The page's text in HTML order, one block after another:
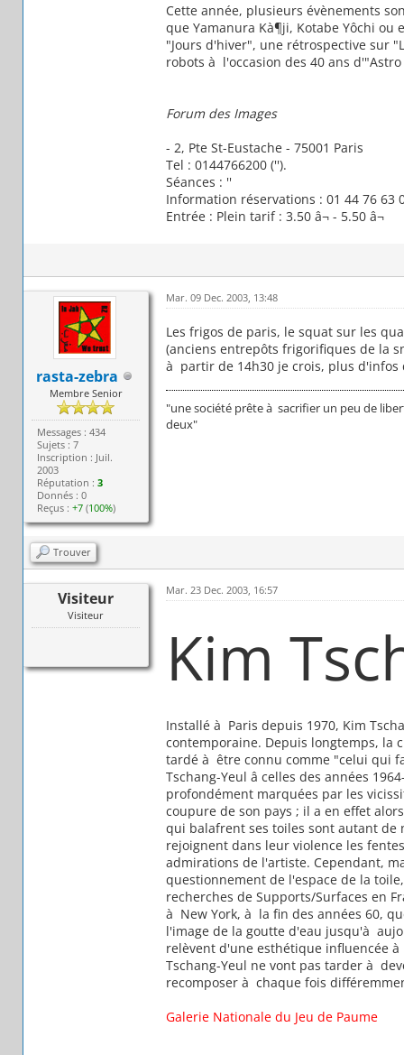
Cette année, plusieurs évènements
que Yamanura Kà¶ji, Kotabe Yôchi
"Jours d'hiver", une rétrospective sur
robots à l'occasion des 40 ans
Forum des Images
- 2, Pte St-Eustache - 75001 Paris
Tel : 0144766200 ('').
Séances : ''
Information réservations : 01 44 76 63
Entrée : Plein tarif : 3.50 â¬ - 5.50 â¬
rasta-zebra
Membre Senior
Messages : 434
Sujets : 7
Inscription : Juil.
2003
Réputation :3
Donnés : 0
Reçus :+7 (100%)
Mar. 09 Dec. 2003, 13:48
Les frigos de paris, le squat sur les
(anciens entrepôts frigorifiques de la
à partir de 14h30 je crois, plus d'infos
"une société prête à sacrifier un peu de
deux"
Trouver
Visiteur
Visiteur
Mar. 23 Dec. 2003, 16:57
Kim
Installé à Paris depuis 1970, Kim
contemporaine. Depuis longtemps, la
tardé à être connu comme "celui qui
Tschang-Yeul â celles des années
profondément marquées par les
coupure de son pays ; il a en effet
qui balafrent ses toiles sont autant de
rejoignent dans leur violence les
admirations de l'artiste. Cependant,
questionnement de l'espace de la
recherches de Supports/Surfaces en
à New York, à la fin des années 60,
l'image de la goutte d'eau jusqu'à
relèvent d'une esthétique influencée
Tschang-Yeul ne vont pas tarder à
recomposer à chaque fois
Galerie Nationale du Jeu de Paume